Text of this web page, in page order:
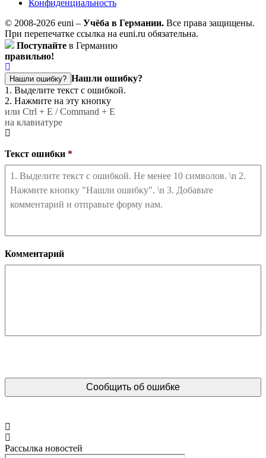
Конфиденциальность
© 2008-2026 euni – Учёба в Германии. Все права защищены.
При перепечатке ссылка на euni.ru обязательна.
Поступайте в Германию
правильно!
Нашли ошибку? Нашли ошибку?
1. Выделите текст с ошибкой.
2. Нажмите на эту кнопку
или Ctrl + E / Command + E
на клавиатуре
Текст ошибки *
Комментарий
Рассылка новостей